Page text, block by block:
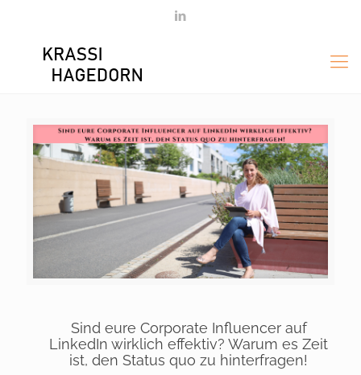
Sind eure Corporate Influencer auf
LinkedIn wirklich effektiv? Warum es Zeit
ist, den Status quo zu hinterfragen!